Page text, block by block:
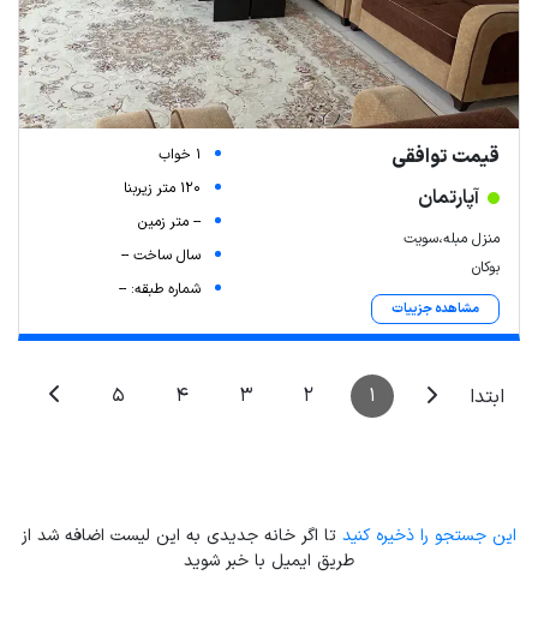
قیمت توافقی
آپارتمان
منزل مبله،سویت
بوکان
مشاهده جزییات
1 خواب
120 متر زیربنا
-- متر زمین
سال ساخت --
شماره طبقه: --
ابتدا 1
2
3
4
5
این جستجو را ذخیره کنید تا اگر خانه جدیدی به این لیست اضافه شد از
طریق ایمیل با خبر شوید